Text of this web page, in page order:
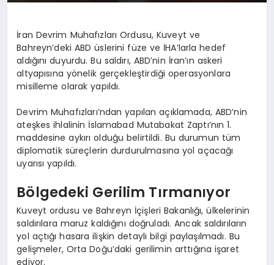
TEKNOLOJI
İran Devrim Muhafızları Ordusu, Kuveyt ve
Bahreyn’deki ABD üslerini füze ve İHA’larla hedef
aldığını duyurdu. Bu saldırı, ABD’nin İran’ın askeri
altyapısına yönelik gerçekleştirdiği operasyonlara
misilleme olarak yapıldı.
Devrim Muhafızları’ndan yapılan açıklamada, ABD’nin
ateşkes ihlalinin İslamabad Mutabakat Zaptı’nın 1.
maddesine aykırı olduğu belirtildi. Bu durumun tüm
diplomatik süreçlerin durdurulmasına yol açacağı
uyarısı yapıldı.
Bölgedeki Gerilim Tırmanıyor
Kuveyt ordusu ve Bahreyn İçişleri Bakanlığı, ülkelerinin
saldırılara maruz kaldığını doğruladı. Ancak saldırıların
yol açtığı hasara ilişkin detaylı bilgi paylaşılmadı. Bu
gelişmeler, Orta Doğu’daki gerilimin arttığına işaret
ediyor.